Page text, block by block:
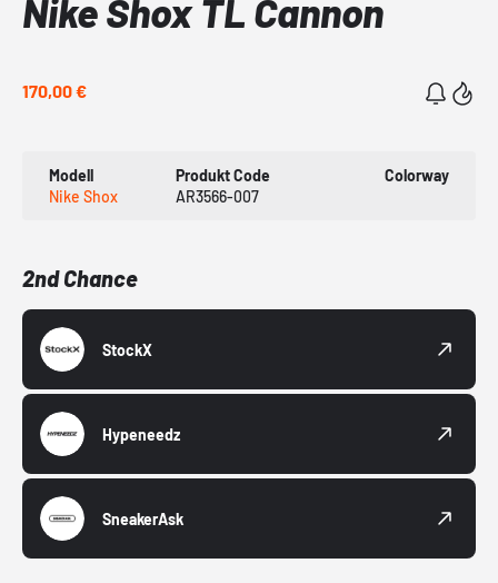
Nike Shox TL Cannon
170,00 €
Modell
Nike Shox
Produkt Code
AR3566-007
Colorway
2nd Chance
StockX
Hypeneedz
SneakerAsk